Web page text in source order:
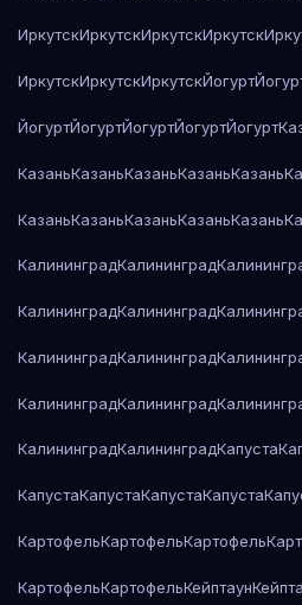
ИркутскИркутскИркутскИркутск
ИркутскИркутскИркутскЙогурт
ЙогуртЙогуртЙогуртЙогуртЙогурт
КазаньКазаньКазаньКазаньКазань
КазаньКазаньКазаньКазаньКазань
КалининградКалининград
КалининградКалининград
КалининградКалининград
КалининградКалининград
КалининградКалининградКапуста
КапустаКапустаКапустаКапуста
КартофельКартофельКартофель
КартофельКартофельКейптаун